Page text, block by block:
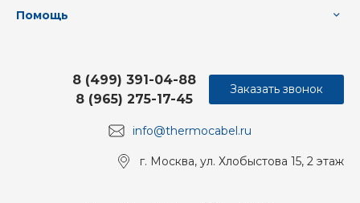
Помощь
info@thermocabel.ru
8 (499) 391-04-88
8 (965) 275-17-45
г. Москва, ул. Хлобыстова 15, 2 этаж
Заказать звонок